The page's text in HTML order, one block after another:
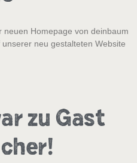
Homepage von deinbaum
neu gestalteten Website
zu Gast